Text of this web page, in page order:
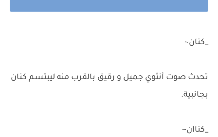
_كنان~
تحدث صوت أنثوي جميل و رقيق بالقرب منه ليبتسم كنان
بجانبية.
_كناان~